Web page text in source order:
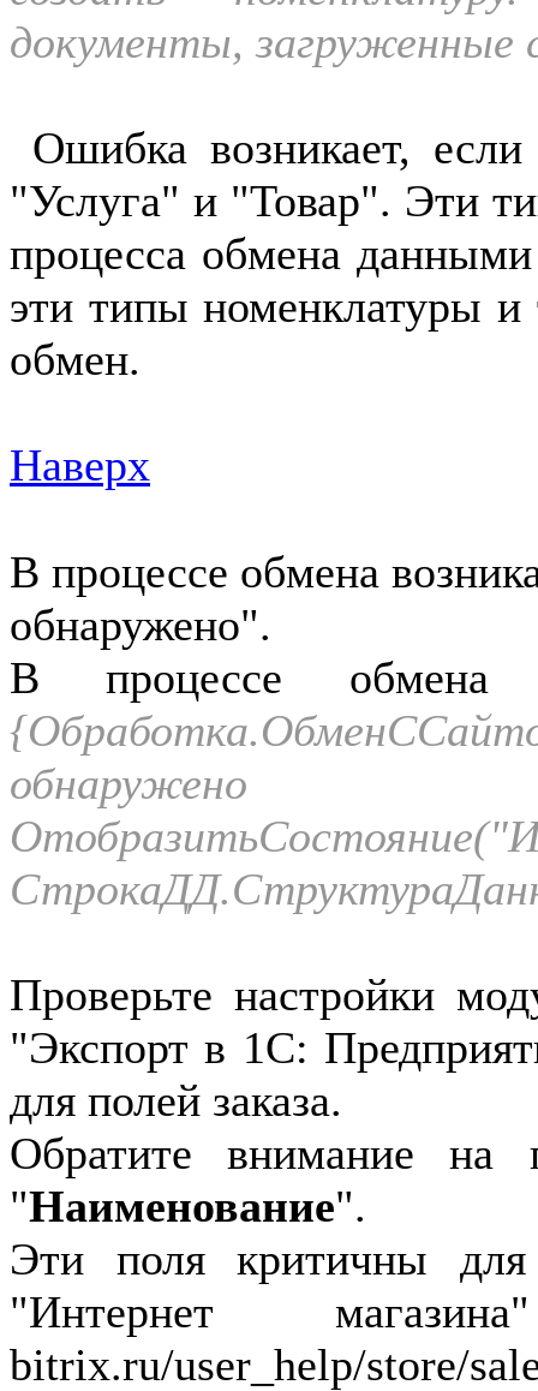
документы, загруженные
Ошибка возникает,
"Услуга" и "Товар". Эти
процесса обмена
эти типы номенклатуры и
обмен.
Наверх
В процессе обмена
обнаружено".
В процессе обмена
обнаружено
Проверьте настройки
"Экспорт в 1С:
для полей заказа.
Обратите внимание на
"Наименование".
Эти поля критичны
"Интернет
bitrix.ru/user_help/store/